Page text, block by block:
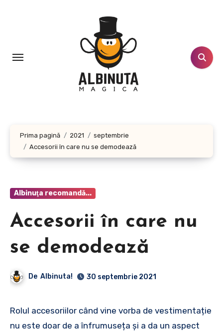
Prima pagină 2021
septembrie
Accesorii în care nu se demodează
Albinuţa recomandă...
Accesorii în care nu
se demodează
De Albinuta! 30 septembrie 2021
Rolul accesoriilor când vine vorba de vestimentație
nu este doar de a înfrumuseța și a da un aspect